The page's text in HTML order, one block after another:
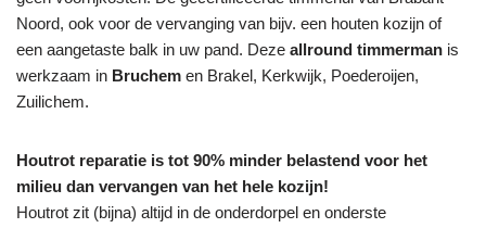
Noord, ook voor de vervanging van bijv. een houten kozijn of
een aangetaste balk in uw pand. Deze allround timmerman is
werkzaam in Bruchem en Brakel, Kerkwijk, Poederoijen,
Zuilichem.
Houtrot reparatie is tot 90% minder belastend voor het
milieu dan vervangen van het hele kozijn!
Houtrot zit (bijna) altijd in de onderdorpel en onderste